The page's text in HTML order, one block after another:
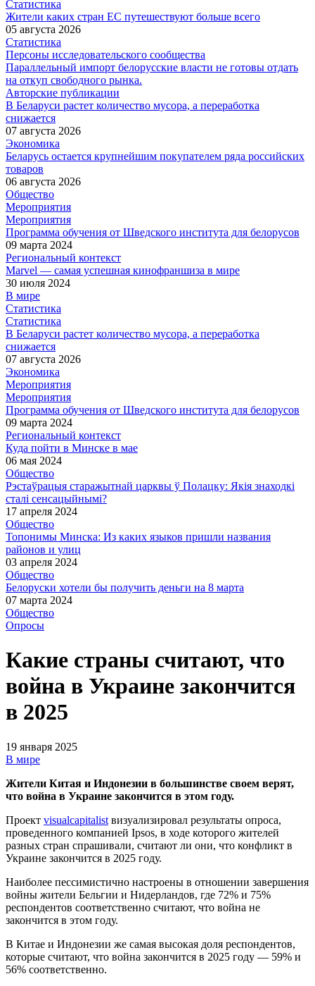
Статистика
Жители каких стран ЕС путешествуют больше всего
05 августа 2026
Статистика
Персоны исследовательского сообщества
Параллельный импорт белорусские власти не готовы отдать
на откуп свободного рынка.
Авторские публикации
В Беларуси растет количество мусора, а переработка
снижается
07 августа 2026
Экономика
Беларусь остается крупнейшим покупателем ряда российских
товаров
06 августа 2026
Общество
Мероприятия
Мероприятия
Программа обучения от Шведского института для белорусов
09 марта 2024
Региональный контекст
Marvel — самая успешная кинофраншиза в мире
30 июля 2024
В мире
Статистика
Статистика
В Беларуси растет количество мусора, а переработка
снижается
07 августа 2026
Экономика
Мероприятия
Мероприятия
Программа обучения от Шведского института для белорусов
09 марта 2024
Региональный контекст
Куда пойти в Минске в мае
06 мая 2024
Общество
Рэстаўрацыя старажытнай царквы ў Полацку: Якія знаходкі
сталі сенсацыйнымі?
17 апреля 2024
Общество
Топонимы Минска: Из каких языков пришли названия
районов и улиц
03 апреля 2024
Общество
Белоруски хотели бы получить деньги на 8 марта
07 марта 2024
Общество
Опросы
Какие страны считают, что
война в Украине закончится
в 2025
19 января 2025
В мире
Жители Китая и Индонезии в большинстве своем верят,
что война в Украине закончится в этом году.
Проект visualcapitalist визуализировал результаты опроса,
проведенного компанией Ipsos, в ходе которого жителей
разных стран спрашивали, считают ли они, что конфликт в
Украине закончится в 2025 году.
Наиболее пессимистично настроены в отношении завершения
войны жители Бельгии и Нидерландов, где 72% и 75%
респондентов соответственно считают, что война не
закончится в этом году.
В Китае и Индонезии же самая высокая доля респондентов,
которые считают, что война закончится в 2025 году — 59% и
56% соответственно.